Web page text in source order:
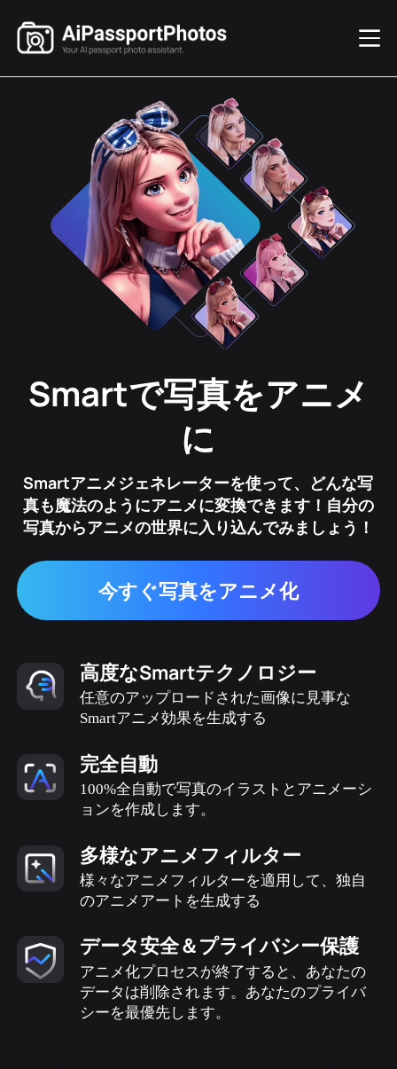
Smartで写真をアニメ
に
Smartアニメジェネレーターを使って、どんな写
真も魔法のようにアニメに変換できます！自分の
写真からアニメの世界に入り込んでみましょう！
今すぐ写真をアニメ化
高度なSmartテクノロジー
任意のアップロードされた画像に見事な
Smartアニメ効果を生成する
完全自動
100%全自動で写真のイラストとアニメーシ
ョンを作成します。
多様なアニメフィルター
様々なアニメフィルターを適用して、独自
のアニメアートを生成する
データ安全＆プライバシー保護
アニメ化プロセスが終了すると、あなたの
データは削除されます。あなたのプライバ
シーを最優先します。